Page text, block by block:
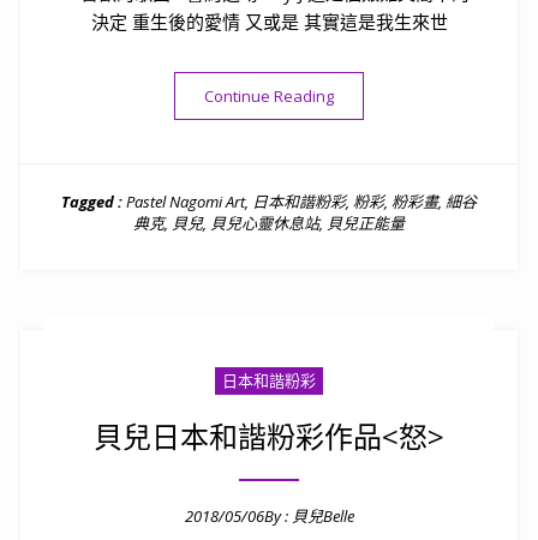
決定 重生後的愛情 又或是 其實這是我生來世
Continue Reading“貝兒日本和諧粉彩作品<喜
Tagged :Pastel Nagomi Art, 日本和諧粉彩, 粉彩, 粉彩畫, 細谷
典克, 貝兒, 貝兒心靈休息站, 貝兒正能量
日本和諧粉彩
貝兒日本和諧粉彩作品<怒>
2018/05/06By : 貝兒Belle